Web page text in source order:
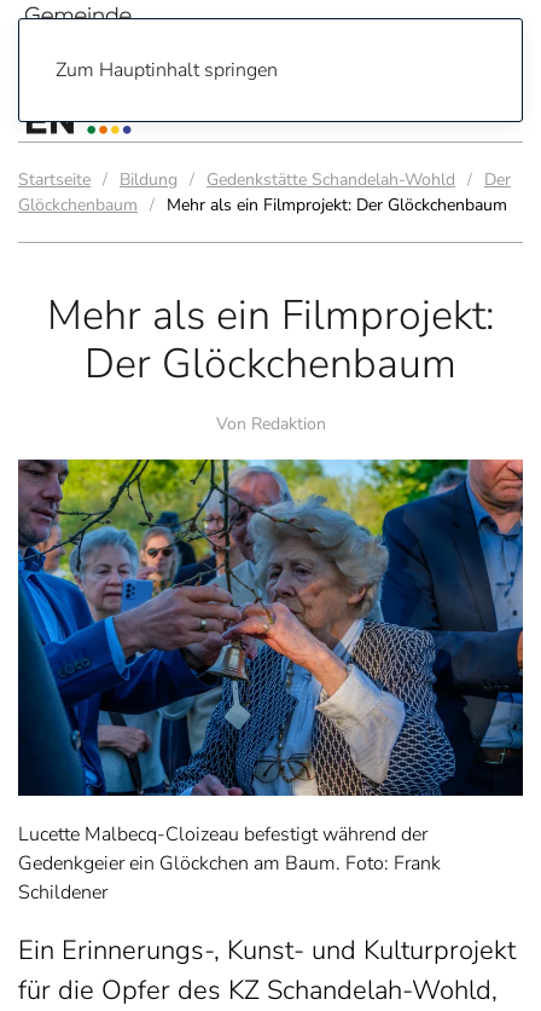
Zum Hauptinhalt springen
Startseite Bildung Gedenkstätte Schandelah-Wohld
Der
Glöckchenbaum
Mehr als ein Filmprojekt: Der Glöckchenbaum
Mehr als ein Filmprojekt:
Der Glöckchenbaum
Von Redaktion
Lucette Malbecq-Cloizeau befestigt während der
Gedenkgeier ein Glöckchen am Baum. Foto: Frank
Schildener
Ein Erinnerungs-, Kunst- und Kulturprojekt
für die Opfer des KZ Schandelah-Wohld,